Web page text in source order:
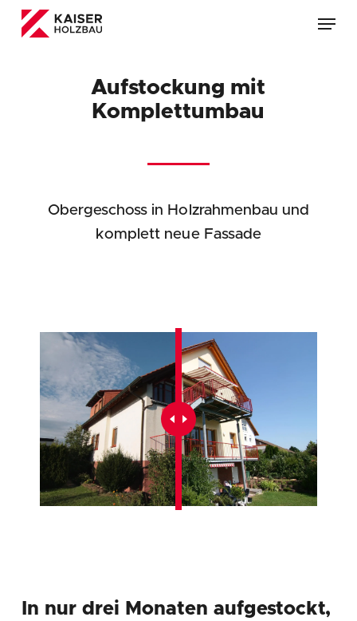
Skip
Aufstockung mit
Komplettumbau
Obergeschoss in Holzrahmenbau und
komplett neue Fassade
In nur drei Monaten aufgestockt,